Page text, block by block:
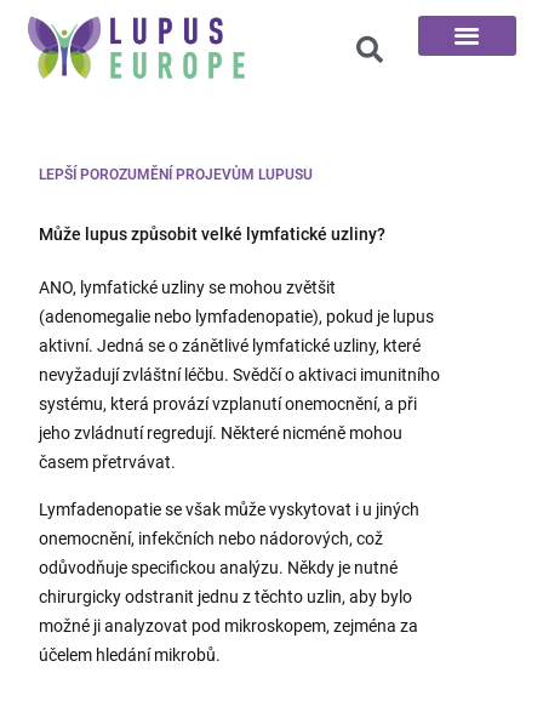
LEPŠÍ POROZUMĚNÍ PROJEVŮM LUPUSU
Může lupus způsobit velké lymfatické uzliny?
ANO, lymfatické uzliny se mohou zvětšit
(adenomegalie nebo lymfadenopatie), pokud je lupus
aktivní. Jedná se o zánětlivé lymfatické uzliny, které
nevyžadují zvláštní léčbu. Svědčí o aktivaci imunitního
systému, která provází vzplanutí onemocnění, a při
jeho zvládnutí regredují. Některé nicméně mohou
časem přetrvávat.
Lymfadenopatie se však může vyskytovat i u jiných
onemocnění, infekčních nebo nádorových, což
odůvodňuje specifickou analýzu. Někdy je nutné
chirurgicky odstranit jednu z těchto uzlin, aby bylo
možné ji analyzovat pod mikroskopem, zejména za
účelem hledání mikrobů.